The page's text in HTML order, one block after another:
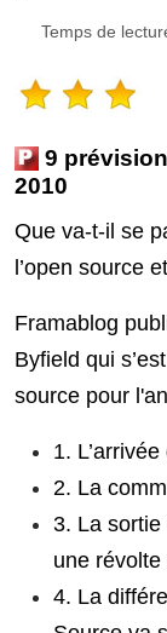
Temps de
9
2010
Que va-t-il se
l’open source
Framablog
Byfield qui
source pour
1.
2. La
3. La
une
4. La